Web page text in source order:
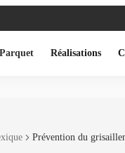
Parquet Réalisations
Prévention du